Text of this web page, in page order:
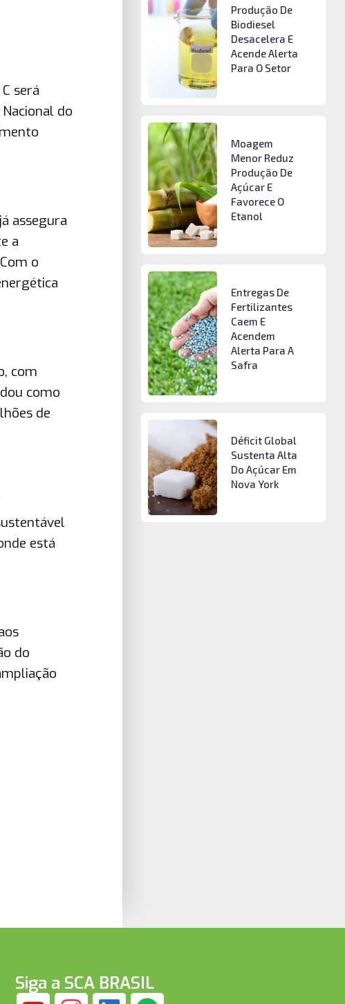
será
do
assegura
a
o
com
como
de
está
do
Produção De
Biodiesel
Desacelera E
Acende Alerta
Para O Setor
Moagem
Menor Reduz
Produção De
Açúcar E
Favorece O
Etanol
Entregas De
Fertilizantes
Caem E
Acendem
Alerta Para A
Safra
Déficit Global
Sustenta Alta
Do Açúcar Em
Nova York
Siga a SCA BRASIL